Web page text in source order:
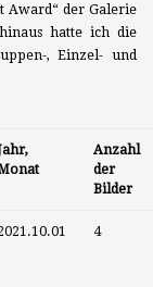
Award“ der Galerie
hatte ich die
, Einzel- und
Anzahl
der
Bilder
4